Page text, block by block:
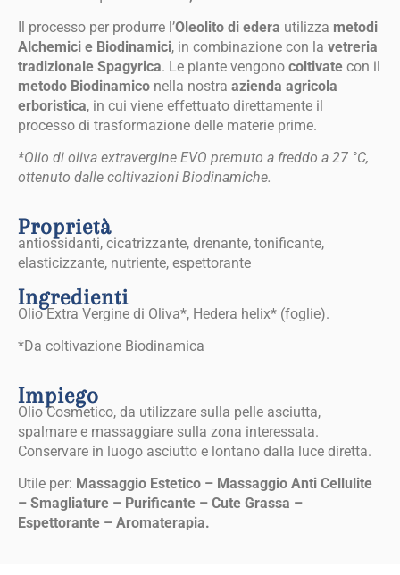
Il processo per produrre l’Oleolito di edera utilizza metodi
Alchemici e Biodinamici, in combinazione con la vetreria
tradizionale Spagyrica. Le piante vengono coltivate con il
metodo Biodinamico nella nostra azienda agricola
erboristica, in cui viene effettuato direttamente il
processo di trasformazione delle materie prime.
*Olio di oliva extravergine EVO premuto a freddo a 27 °C,
ottenuto dalle coltivazioni Biodinamiche.
Proprietà
antiossidanti, cicatrizzante, drenante, tonificante,
elasticizzante, nutriente, espettorante
Ingredienti
Olio Extra Vergine di Oliva*, Hedera helix* (foglie).
*Da coltivazione Biodinamica
Impiego
Olio Cosmetico, da utilizzare sulla pelle asciutta,
spalmare e massaggiare sulla zona interessata.
Conservare in luogo asciutto e lontano dalla luce diretta.
Utile per: Massaggio Estetico – Massaggio Anti Cellulite
– Smagliature – Purificante – Cute Grassa –
Espettorante – Aromaterapia.